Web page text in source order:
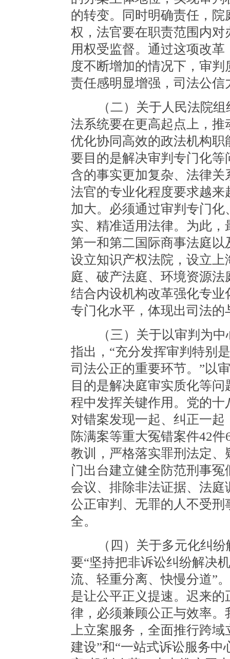
的转变。同时明确责任，
权，法官要在职责范围内
用权受监督。通过这项改
度不断增加的情况下，审
责任感明显增强，司法公信
（二）关于人民法院组
法系统要在更高起点上，
优化协同高效的政法机构
要目的是解决审判专门化
含的事实更加复杂、法律
法官的专业化程度要求越
加大。必须通过审判专门
实、精准适用法律。为此
第一和第二国际商事法庭
设立知识产权法院，设立
庭、破产法庭、环境资源
结合内设机构改革强化专
专门化水平，体现出司法的
（三）关于以审判为中
指出，“充分发挥审判特别
司法公正的重要环节。”以
目的是解决庭审实质化等
程中发挥关键作用。党的
对错案发现一起、纠正一
陈满案等重大冤错案件42
教训，严格落实罪刑法定
门出台建立健全防范刑事
会议、排除非法证据、法庭
公正审判、无罪的人不受
全。
（四）关于多元化纠纷
要“坚持把非诉讼纠纷解决
流、轻重分离、快慢分道”
是让公平正义提速。迟来
律，必须兼顾公正与效率
上立案服务，全面推行跨
建设”和“一站式诉讼服务